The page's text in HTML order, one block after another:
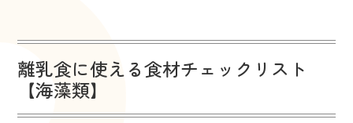
離乳食に使える食材チェックリスト
【海藻類】